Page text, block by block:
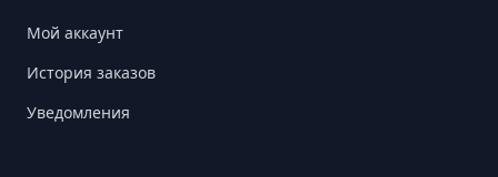
Мой аккаунт
История заказов
Уведомления